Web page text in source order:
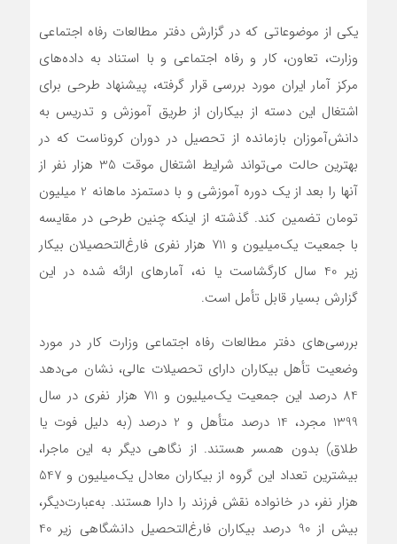
یکی از موضوعاتی که در گزارش دفتر مطالعات رفاه اجتماعی
وزارت، تعاون، کار و رفاه اجتماعی و با استناد به داده‌های
مرکز آمار ایران مورد بررسی قرار گرفته، پیشنهاد طرحی برای
اشتغال این دسته از بیکاران از طریق آموزش و تدریس به
دانش‌آموزان بازمانده از تحصیل در دوران کروناست که در
بهترین حالت می‌تواند شرایط اشتغال موقت 35 هزار نفر از
آنها را بعد از یک دوره آموزشی و با دستمزد ماهانه 2 میلیون
تومان تضمین کند. گذشته از اینکه چنین طرحی در مقایسه
با جمعیت یک‌میلیون و 711 هزار نفری فارغ‌التحصیلان بیکار
زیر 40 سال کارگشاست یا نه، آمارهای ارائه شده در این
گزارش بسیار قابل تأمل است.
بررسی‌های دفتر مطالعات رفاه اجتماعی وزارت کار در مورد
وضعیت تأهل بیکاران دارای تحصیلات عالی، نشان می‌دهد
84 درصد این جمعیت یک‌میلیون و 711 هزار نفری در سال
1399 مجرد، 14 درصد متأهل و 2 درصد (به دلیل فوت یا
طلاق) بدون همسر هستند. از نگاهی دیگر به این ماجرا،
بیشترین تعداد این گروه از بیکاران معادل یک‌میلیون و 547
هزار نفر، در خانواده نقش فرزند را دارا هستند. به‌عبارت‌دیگر،
بیش از 90 درصد بیکاران فارغ‌التحصیل دانشگاهی زیر 40